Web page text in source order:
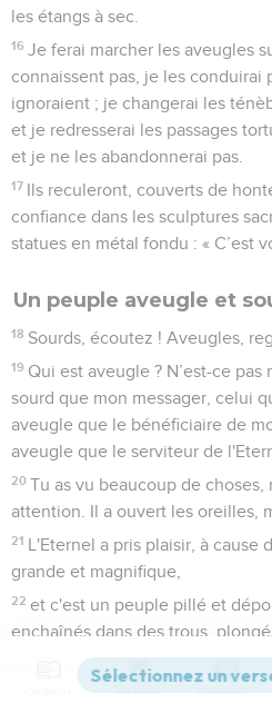
les étangs à sec.
16 Je ferai marcher les aveugles
connaissent pas, je les conduirai
ignoraient ; je changerai les
et je redresserai les passages
et je ne les abandonnerai pas.
17 Ils reculeront, couverts de
confiance dans les sculptures
statues en métal fondu : « C’est
Un peuple aveugle et
18 Sourds, écoutez ! Aveugles,
19 Qui est aveugle ? N’est-ce
sourd que mon messager, celui
aveugle que le bénéficiaire de
aveugle que le serviteur de
20 Tu as vu beaucoup de choses,
attention. Il a ouvert les oreilles,
21 L'Eternel a pris plaisir, à cause
grande et magnifique,
22 et c'est un peuple pillé et
enchaînés dans des trous,
pille et personne ne les délivre,
n’ordonne de rendre ce qu’on
Versions Commentaires